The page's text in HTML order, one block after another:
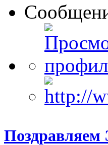
Поздравляем